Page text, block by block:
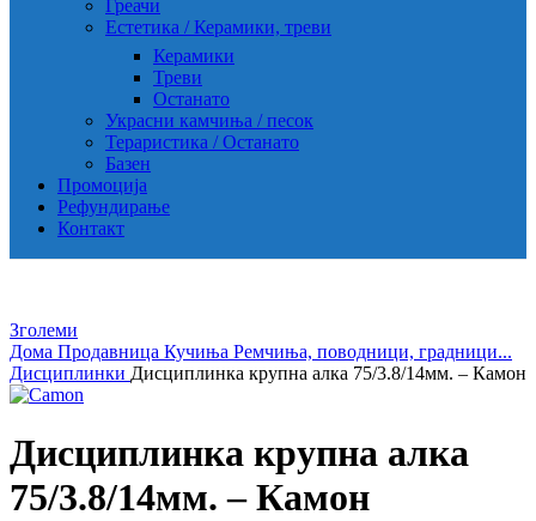
Греачи
Естетика / Керамики, треви
Керамики
Треви
Останато
Украсни камчиња / песок
Тераристика / Останато
Базен
Промоција
Рефундирање
Контакт
Зголеми
Дома Продавница Кучиња Ремчиња, поводници, градници...
Дисциплинки Дисциплинка крупна алка 75/3.8/14мм. – Камон
Дисциплинка крупна алка
75/3.8/14мм. – Камон